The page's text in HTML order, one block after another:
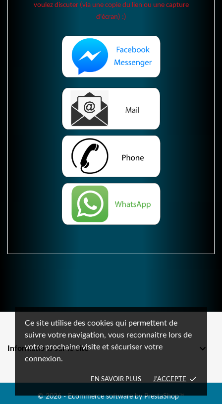
Ce site utilise des cookies qui permettent de
suivre votre navigation, vous reconnaitre lors de
votre prochaine visite et sécuriser votre
connexion.
EN SAVOIR PLUS J'ACCEPTE done
voulez discuter (via une copie du lien ou une capture
d'écran) :)
Informations sur le site 
© 2026 - Ecommerce software by PrestaShop™